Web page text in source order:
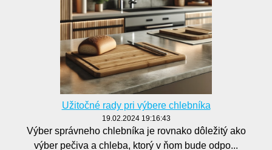
Užitočné rady pri výbere chlebníka
19.02.2024 19:16:43
Výber správneho chlebníka je rovnako dôležitý ako
výber pečiva a chleba, ktorý v ňom bude odpo...